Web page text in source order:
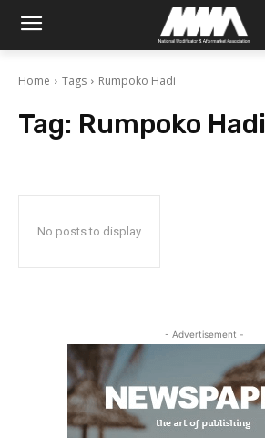
Home Tags Rumpoko Hadi
Tag: Rumpoko Hadi
No posts to display
- Advertisement -